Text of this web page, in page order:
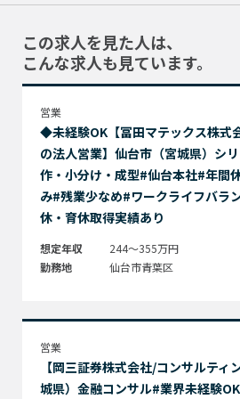
この求人を見た人は、
こんな求人も見ています。
営業
◆未経験OK【冨田マテックス株式
の法人営業】仙台市（宮城県）シ
作・小分け・成型#仙台本社#年間
み#残業少なめ#ワークライフバラ
休・育休取得実績あり
想定年収
244～355万円
勤務地
仙台市青葉区
営業
【岡三証券株式会社/コンサルティ
城県）金融コンサル#業界未経験